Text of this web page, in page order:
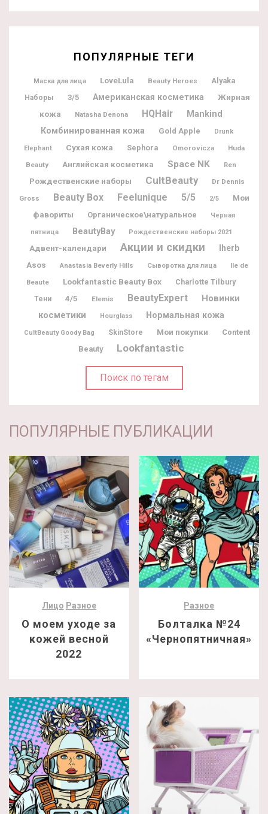
ПОПУЛЯРНЫЕ ТЕГИ
Маска для лица LoveLula Beauty Heroes Alyaka
Наборы 3/5 Американская косметика
Жирная
кожа
Natasha Denona HQHair Mankind
Комбинированная кожа Gold Apple Drunk
Elephant Сухая кожа Sephora Omorovicza
Huda
Beauty
Английская косметика Space NK Ren
Рождественские наборы CultBeauty
Dr Dennis
Gross
Beauty Box Feelunique 5/5 2/5
Мои
фавориты
Органическое\натуральное Черная
пятница BeautyBay Рождественские наборы 2021
Адвент-календари Акции и скидки Iherb
Asos Anastasia Beverly Hills Сыворотка для лица
Ile de
Beaute
Lookfantastic Beauty Box Charlotte Tilbury
Тени 4/5 Elemis BeautyExpert
Новинки
косметики
Hourglass Нормальная кожа
CultBeauty Goody Bag SkinStore Мои покупки
Content
Beauty
Lookfantastic
Поиск по тегам
ПОПУЛЯРНЫЕ ПУБЛИКАЦИИ
Лицо Разное
О моем уходе за
кожей весной
2022
Разное
Болталка №24
«Чернопятничная»